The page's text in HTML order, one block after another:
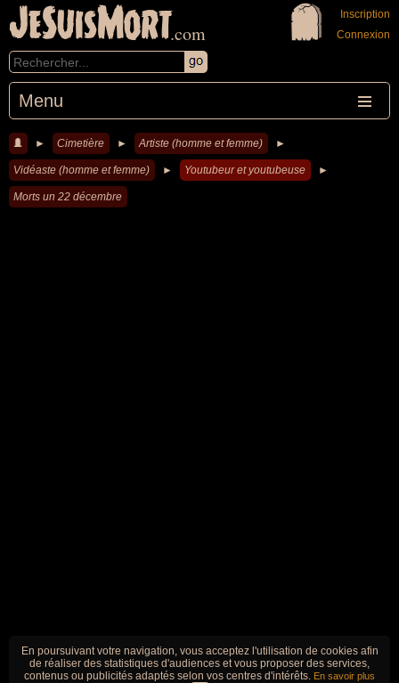
JeSuisMort.com
Menu
Inscription
Connexion
► Cimetière ► Artiste (homme et femme) ►
Vidéaste (homme et femme) ► Youtubeur et youtubeuse ►
Morts un 22 décembre
En poursuivant votre navigation, vous acceptez l'utilisation de cookies afin
de réaliser des statistiques d'audiences et vous proposer des services,
contenus ou publicités adaptés selon vos centres d'intérêts. En savoir plus